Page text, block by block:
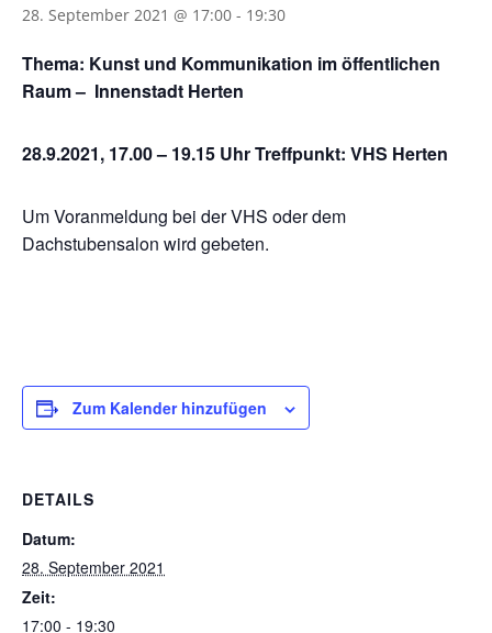
28. September 2021 @ 17:00 - 19:30
Thema: Kunst und Kommunikation im öffentlichen
Raum – Innenstadt Herten
28.9.2021, 17.00 – 19.15 Uhr Treffpunkt: VHS Herten
Um Voranmeldung bei der VHS oder dem
Dachstubensalon wird gebeten.
Zum Kalender hinzufügen
DETAILS
Datum:
28. September 2021
Zeit:
17:00 - 19:30